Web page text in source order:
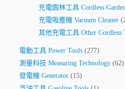
充電園林工具 Cordless
充電吸塵機 Vacuum Cleaner
其他充電工具 Other Cordless
電動工具 Power Tools (277)
測量科技 Measuring Technology (62)
發電機 Generator (15)